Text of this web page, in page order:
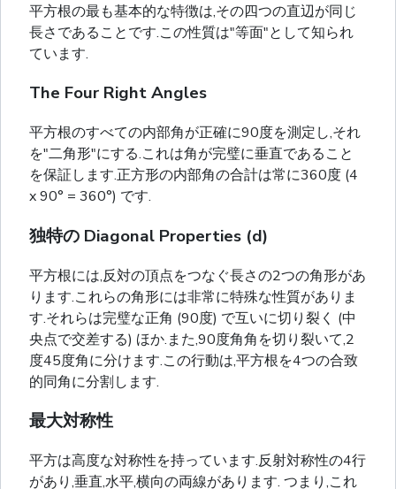
平方根の最も基本的な特徴は,その四つの直辺が同じ
長さであることです.この性質は"等面"として知られ
ています.
The Four Right Angles
平方根のすべての内部角が正確に90度を測定し,それ
を"二角形"にする.これは角が完璧に垂直であること
を保証します.正方形の内部角の合計は常に360度 (4
x 90° = 360°) です.
独特の Diagonal Properties (d)
平方根には,反対の頂点をつなぐ長さの2つの角形があ
ります.これらの角形には非常に特殊な性質がありま
す.それらは完璧な正角 (90度) で互いに切り裂く (中
央点で交差する) ほか.また,90度角角を切り裂いて,2
度45度角に分けます.この行動は,平方根を4つの合致
的同角に分割します.
最大対称性
平方は高度な対称性を持っています.反射対称性の4行
があり,垂直,水平,横向の両線があります. つまり,これ